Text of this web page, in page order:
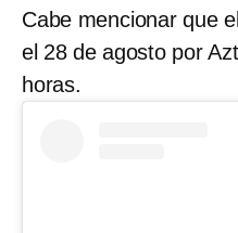
Cabe mencionar que
el 28 de agosto por
horas.